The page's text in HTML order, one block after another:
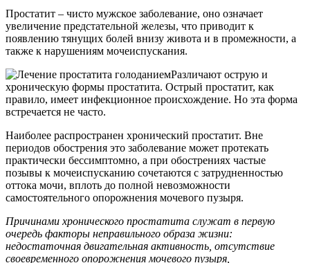
Простатит – чисто мужское заболевание, оно означает
увеличение предстательной железы, что приводит к
появлению тянущих болей внизу живота и в промежности, а
также к нарушениям мочеиспускания.
Различают острую и
хроническую формы простатита. Острый простатит, как
правило, имеет инфекционное происхождение. Но эта форма
встречается не часто.
Наиболее распространен хронический простатит. Вне
периодов обострения это заболевание может протекать
практически бессимптомно, а при обострениях частые
позывы к мочеиспусканию сочетаются с затрудненностью
оттока мочи, вплоть до полной невозможности
самостоятельного опорожнения мочевого пузыря.
Причинами хронического простатита служат в первую
очередь факторы неправильного образа жизни:
недостаточная двигательная активность, отсутствие
своевременного опорожнения мочевого пузыря,